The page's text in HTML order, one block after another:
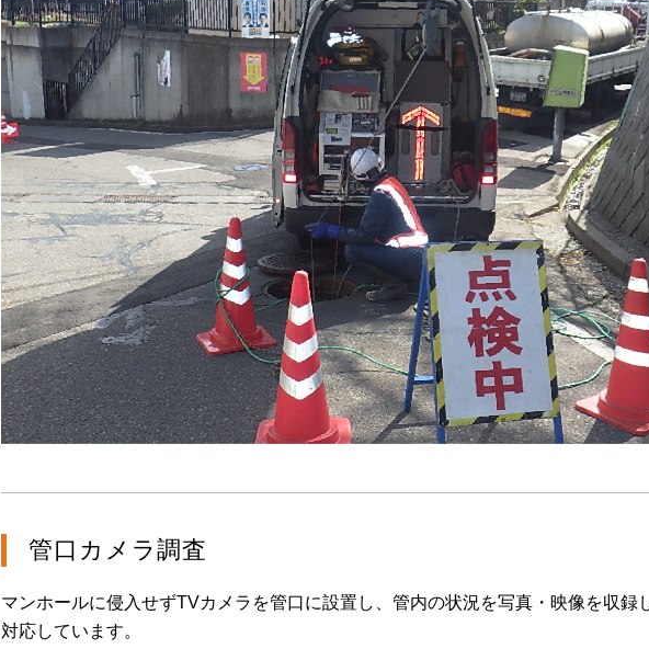
管口カメラ調査
マンホールに侵入せずTVカメラを管口に設置し、管内の状況を写真・映像を収録
対応しています。